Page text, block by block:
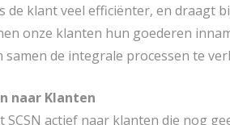
de klant veel efficiënter, en draagt
onze klanten hun goederen
samen de integrale processen te
naar Klanten
SCSN actief naar klanten die nog